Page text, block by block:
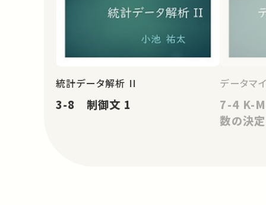
統計データ解析 II
3-8 制御文 1
データマ
7-4 K-
数の決定